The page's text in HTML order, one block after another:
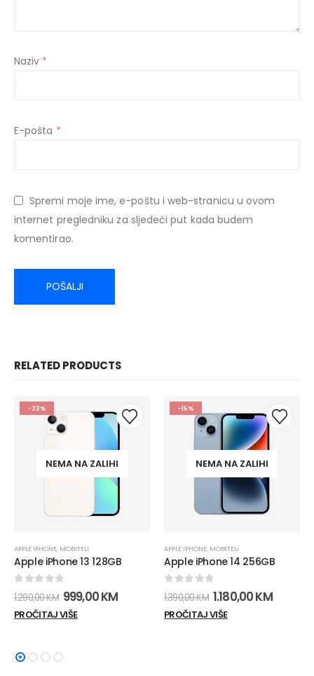
Naziv *
E-pošta *
Spremi moje ime, e-poštu i web-stranicu u ovom
internet pregledniku za sljedeći put kada budem
komentirao.
RELATED PRODUCTS
-23%
NEMA NA ZALIHI
APPLE IPHONE, MOBITELI
Apple iPhone 13 128GB
out of 5
1.290,00KM Izvorna
cijena
bila
999,00KMTrenutna
PROČITAJ VIŠE
-15%
NEMA NA ZALIHI
APPLE IPHONE, MOBITELI
Apple iPhone 14 256GB
out of 5
1.390,00KM Izvorna
cijena
bila
1.180,00KM
PROČITAJ VIŠE